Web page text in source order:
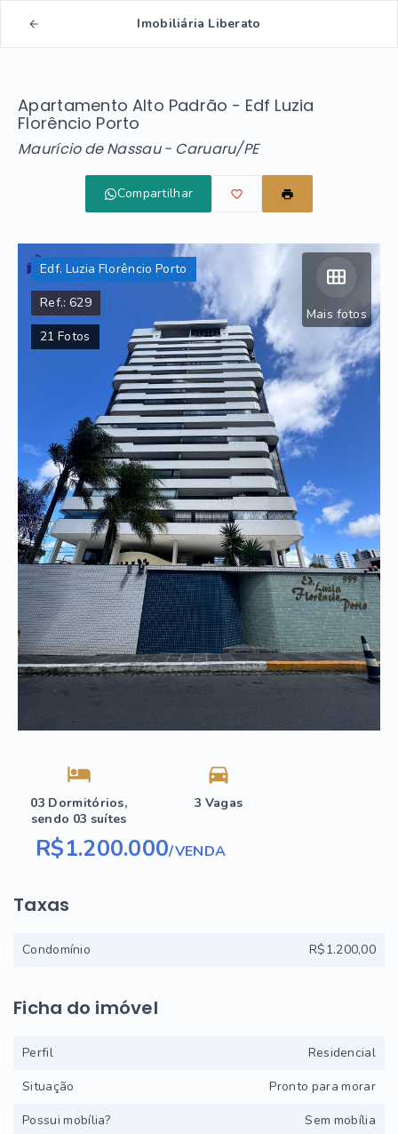
Imobiliária Liberato
Apartamento Alto Padrão - Edf Luzia
Florêncio Porto
Maurício de Nassau - Caruaru/PE
Compartilhar
Mais fotos
Edf. Luzia Florêncio Porto
Ref.:629
21 Fotos
03 Dormitórios,
sendo 03 suítes
3 Vagas
R$1.200.000/VENDA
Taxas
Condomínio R$1.200,00
Ficha do imóvel
Perfil
Residencial
Situação
Pronto para morar
Possui mobília?
Sem mobília